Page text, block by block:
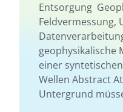
Entsorgung 
Feldvermessung,
geophysikalische
einer
Wellen Abstract
Untergrund